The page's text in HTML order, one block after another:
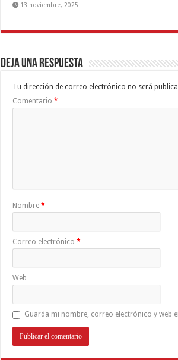
13 noviembre, 2025
Deja una respuesta
Tu dirección de correo electrónico no será
Comentario *
Nombre *
Correo electrónico *
Web
Guarda mi nombre, correo electrónico y web